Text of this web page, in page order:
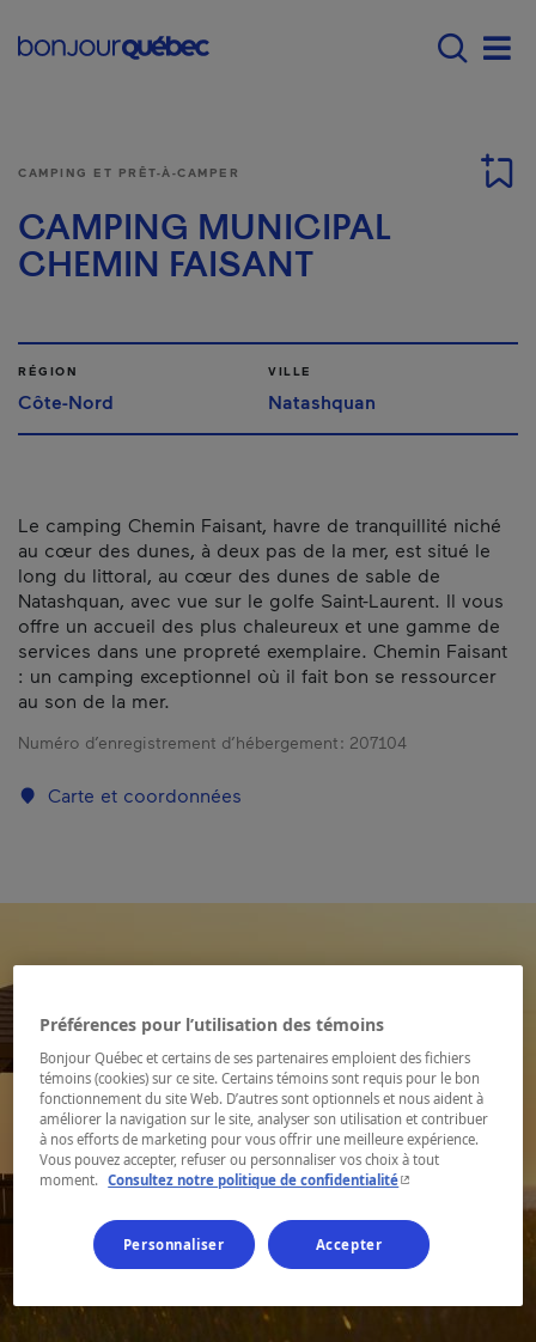
Main navigation -
CAMPING ET PRÊT-À-CAMPER
CAMPING MUNICIPAL
CHEMIN FAISANT
RÉGION
Côte-Nord
VILLE
Natashquan
Le camping Chemin Faisant, havre de tranquillité niché
au cœur des dunes, à deux pas de la mer, est situé le
long du littoral, au cœur des dunes de sable de
Natashquan, avec vue sur le golfe Saint-Laurent. Il vous
offre un accueil des plus chaleureux et une gamme de
services dans une propreté exemplaire. Chemin Faisant
: un camping exceptionnel où il fait bon se ressourcer
au son de la mer.
Numéro d’enregistrement d’hébergement : 207104
Carte et coordonnées
Préférences pour l’utilisation des témoins
Bonjour Québec et certains de ses partenaires emploient des fichiers
témoins (cookies) sur ce site. Certains témoins sont requis pour le bon
fonctionnement du site Web. D’autres sont optionnels et nous aident à
améliorer la navigation sur le site, analyser son utilisation et contribuer
à nos efforts de marketing pour vous offrir une meilleure expérience.
Vous pouvez accepter, refuser ou personnaliser vos choix à tout
moment. Consultez notre politique de confidentialité- Cet hyperlien
Personnaliser Accepter